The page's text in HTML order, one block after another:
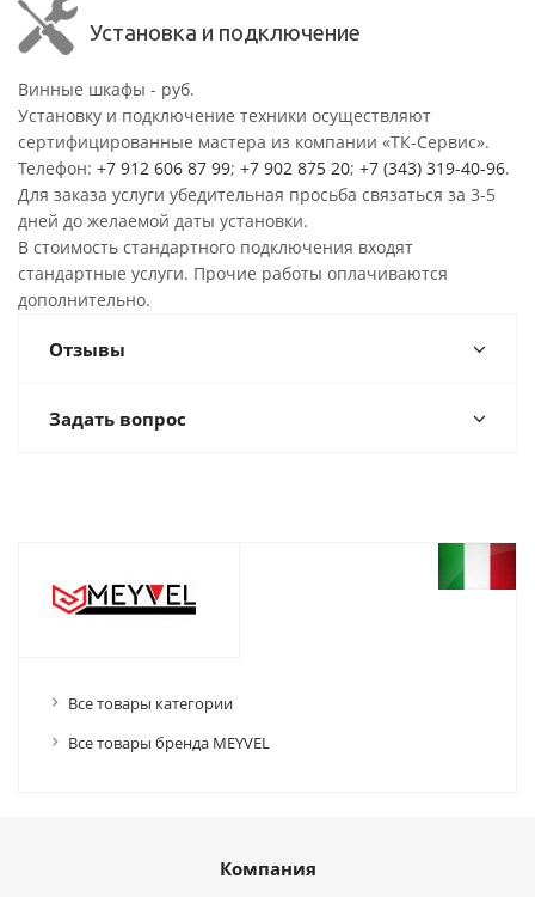
Установка и подключение
Винные шкафы - руб.
Установку и подключение техники осуществляют
сертифицированные мастера из компании «ТК-Сервис».
Телефон: +7 912 606 87 99; +7 902 875 20; +7 (343) 319-40-96.
Для заказа услуги убедительная просьба связаться за 3-5
дней до желаемой даты установки.
В стоимость стандартного подключения входят
стандартные услуги. Прочие работы оплачиваются
дополнительно.
Отзывы
Задать вопрос
Все товары категории
Все товары бренда MEYVEL
Компания